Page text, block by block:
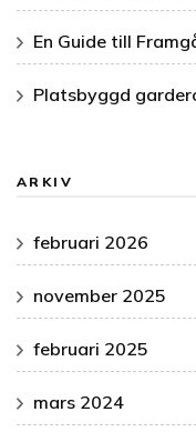
En Guide till
Platsbyggd
ARKIV
februari 2026
november 2025
februari 2025
mars 2024